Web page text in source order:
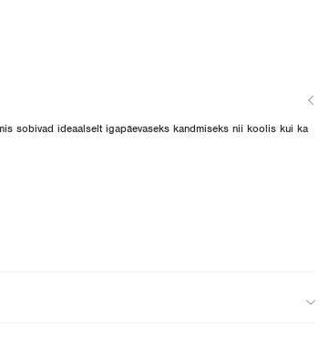
sobivad ideaalselt igapäevaseks kandmiseks nii koolis kui ka